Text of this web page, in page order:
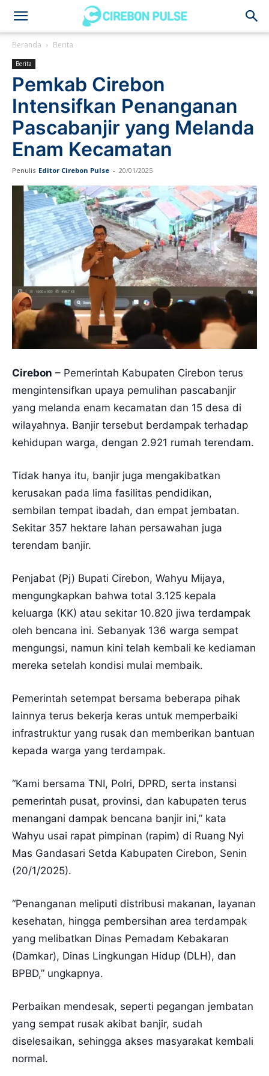
Cirebon
Pulse
Beranda Berita
Berita
Pemkab Cirebon
Intensifkan Penanganan
Pascabanjir yang Melanda
Enam Kecamatan
Penulis Editor Cirebon Pulse - 20/01/2025
Cirebon – Pemerintah Kabupaten Cirebon terus
mengintensifkan upaya pemulihan pascabanjir
yang melanda enam kecamatan dan 15 desa di
wilayahnya. Banjir tersebut berdampak terhadap
kehidupan warga, dengan 2.921 rumah terendam.
Tidak hanya itu, banjir juga mengakibatkan
kerusakan pada lima fasilitas pendidikan,
sembilan tempat ibadah, dan empat jembatan.
Sekitar 357 hektare lahan persawahan juga
terendam banjir.
Penjabat (Pj) Bupati Cirebon, Wahyu Mijaya,
mengungkapkan bahwa total 3.125 kepala
keluarga (KK) atau sekitar 10.820 jiwa terdampak
oleh bencana ini. Sebanyak 136 warga sempat
mengungsi, namun kini telah kembali ke kediaman
mereka setelah kondisi mulai membaik.
Pemerintah setempat bersama beberapa pihak
lainnya terus bekerja keras untuk memperbaiki
infrastruktur yang rusak dan memberikan bantuan
kepada warga yang terdampak.
“Kami bersama TNI, Polri, DPRD, serta instansi
pemerintah pusat, provinsi, dan kabupaten terus
menangani dampak bencana banjir ini,” kata
Wahyu usai rapat pimpinan (rapim) di Ruang Nyi
Mas Gandasari Setda Kabupaten Cirebon, Senin
(20/1/2025).
“Penanganan meliputi distribusi makanan, layanan
kesehatan, hingga pembersihan area terdampak
yang melibatkan Dinas Pemadam Kebakaran
(Damkar), Dinas Lingkungan Hidup (DLH), dan
BPBD,” ungkapnya.
Perbaikan mendesak, seperti pegangan jembatan
yang sempat rusak akibat banjir, sudah
diselesaikan, sehingga akses masyarakat kembali
normal.